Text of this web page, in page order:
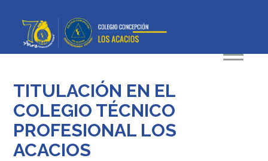
TITULACIÓN EN EL
COLEGIO TÉCNICO
PROFESIONAL LOS
ACACIOS